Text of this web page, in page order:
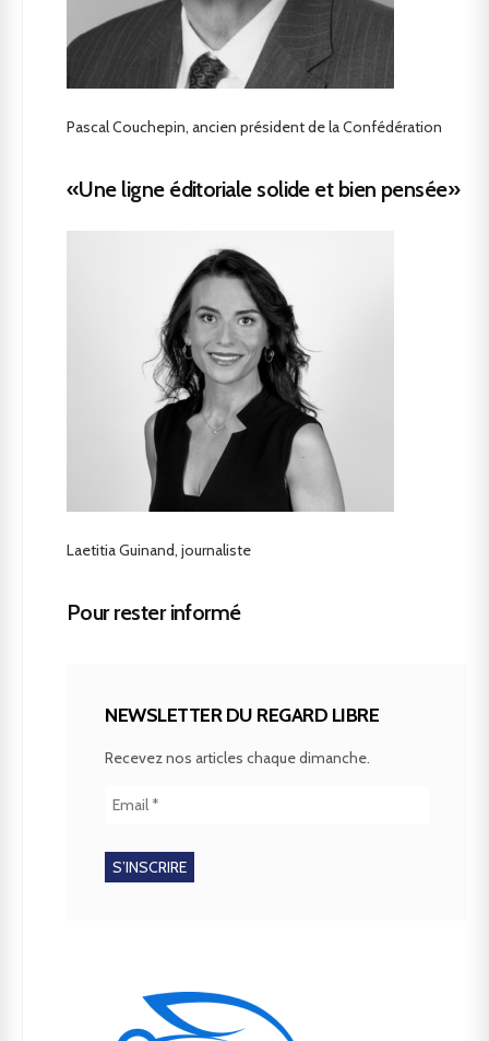
Pascal Couchepin, ancien président de la Confédération
«Une ligne éditoriale solide et bien pensée»
Laetitia Guinand, journaliste
Pour rester informé
NEWSLETTER DU REGARD LIBRE
Recevez nos articles chaque dimanche.